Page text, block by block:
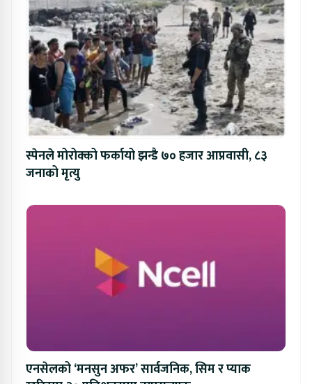
स्पेनले मोरोक्को फर्कायो झन्डै ७० हजार आप्रवासी, ८३
जनाको मृत्यु
एनसेलको ‘मनसुन अफर’ सार्वजनिक, सिम र प्याक